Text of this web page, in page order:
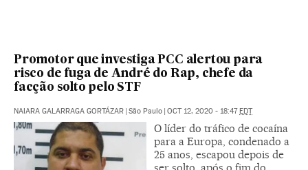
Promotor que investiga PCC alertou para
risco de fuga de André do Rap, chefe da
facção solto pelo STF
NAIARA GALARRAGA GORTÁZAR | São Paulo | OCT 12, 2020 - 18:47EDT
O líder do tráfico de cocaína
para a Europa, condenado a
25 anos, escapou depois de